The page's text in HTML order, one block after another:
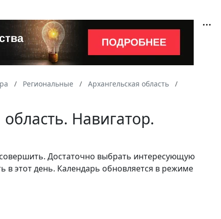
Региональные
Архангельская область
Навигатор.
Достаточно выбрать интересующую
в этот день. Календарь обновляется в режиме